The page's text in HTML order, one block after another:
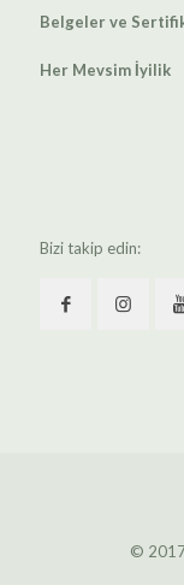
Belgeler ve
Her Mevsim İyilik
Bizi takip edin:
© 2017